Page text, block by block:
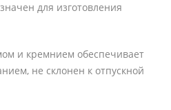
для изготовления
и кремнием обеспечивает
не склонен к отпускной